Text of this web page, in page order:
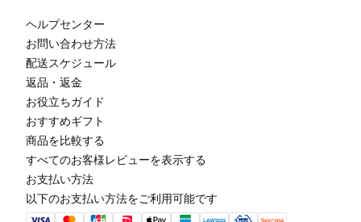
ヘルプセンター
お問い合わせ方法
配送スケジュール
返品・返金
お役立ちガイド
おすすめギフト
商品を比較する
すべてのお客様レビューを表示する
お支払い方法
以下のお支払い方法をご利用可能です